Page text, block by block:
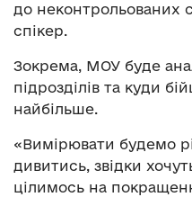
до неконтрольованих
спікер.
Зокрема, МОУ буде
підрозділів та куди
найбільше.
«Вимірювати будемо
дивитись, звідки
цілимось на